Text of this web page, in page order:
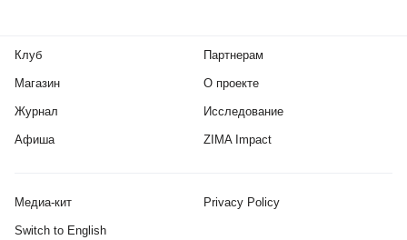
Клуб
Магазин
Журнал
Афиша
Партнерам
О проекте
Исследование
ZIMA Impact
Медиа-кит Privacy Policy
Switch to English